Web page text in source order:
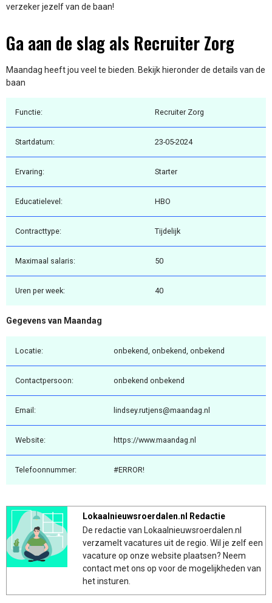
verzeker jezelf van de baan!
Ga aan de slag als Recruiter Zorg
Maandag heeft jou veel te bieden. Bekijk hieronder de details van de
baan
Functie: Recruiter Zorg
Startdatum: 23-05-2024
Ervaring: Starter
Educatielevel: HBO
Contracttype: Tijdelijk
Maximaal salaris: 50
Uren per week: 40
Gegevens van Maandag
Locatie: onbekend, onbekend, onbekend
Contactpersoon: onbekend onbekend
Email: lindsey.rutjens@maandag.nl
Website: https://www.maandag.nl
Telefoonnummer: #ERROR!
Lokaalnieuwsroerdalen.nl Redactie
De redactie van Lokaalnieuwsroerdalen.nl
verzamelt vacatures uit de regio. Wil je zelf een
vacature op onze website plaatsen? Neem
contact met ons op voor de mogelijkheden van
het insturen.